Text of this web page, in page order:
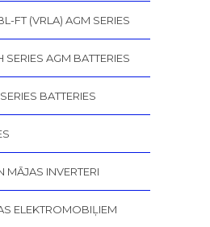
FT (VRLA) AGM SERIES
SERIES AGM BATTERIES
BATTERIES
MĀJAS INVERTERI
ELEKTROMOBIĻIEM